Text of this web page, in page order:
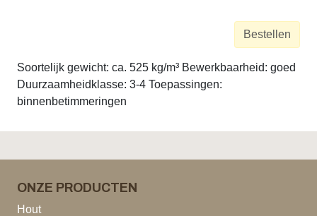
Bestellen
Soortelijk gewicht: ca. 525 kg/m³ Bewerkbaarheid: goed
Duurzaamheidklasse: 3-4 Toepassingen:
binnenbetimmeringen
ONZE PRODUCTEN
Hout